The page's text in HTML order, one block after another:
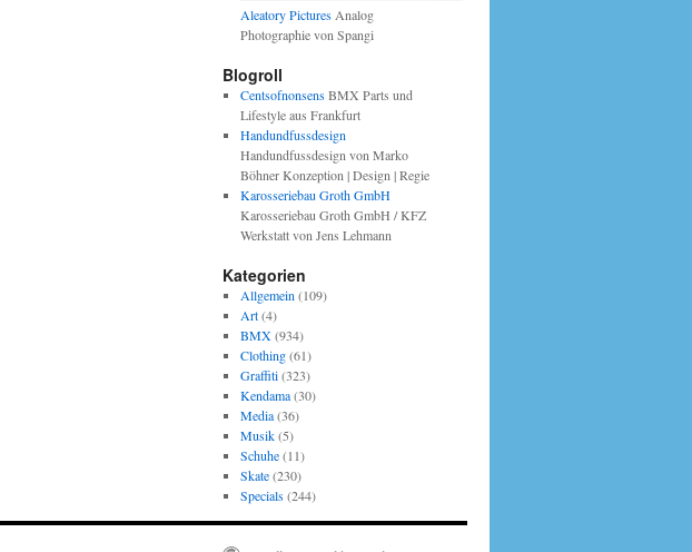
Aleatory PicturesAnalog
Photographie von Spangi
Blogroll
CentsofnonsensBMX Parts und
Lifestyle aus Frankfurt
Handundfussdesign
Handundfussdesign von Marko
Böhner Konzeption | Design | Regie
Karosseriebau Groth GmbH
Karosseriebau Groth GmbH / KFZ
Werkstatt von Jens Lehmann
Kategorien
Allgemein (109)
Art(4)
BMX(934)
Clothing(61)
Graffiti(323)
Kendama(30)
Media(36)
Musik(5)
Schuhe(11)
Skate(230)
Specials(244)